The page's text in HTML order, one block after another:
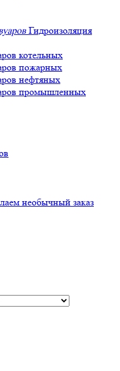
Гидроизоляция
котельных
пожарных
нефтяных
промышленных
необычный заказ